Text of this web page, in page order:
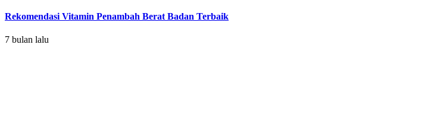
Rekomendasi Vitamin Penambah Berat Badan Terbaik
7 bulan lalu